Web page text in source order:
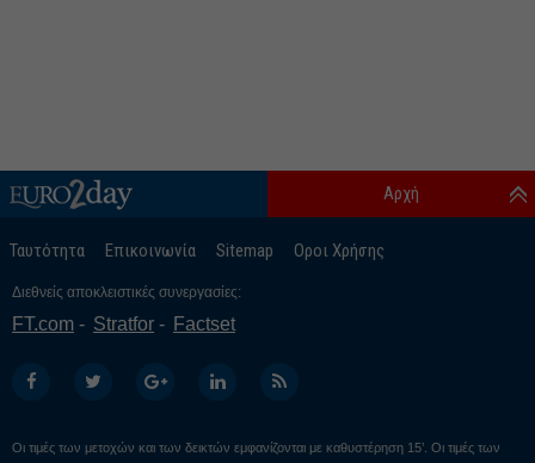
Ταυτότητα Επικοινωνία Sitemap Οροι Χρήσης
Αρχή
Διεθνείς αποκλειστικές συνεργασίες:
FT.com Stratfor Factset
Οι τιμές των μετοχών και των δεικτών εμφανίζονται με καθυστέρηση 15’. Οι τιμές των